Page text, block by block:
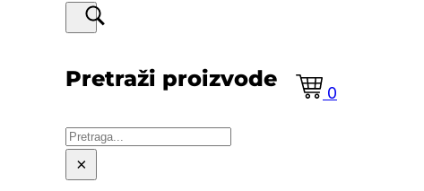
Pretraži proizvode
Pretraga
×
0